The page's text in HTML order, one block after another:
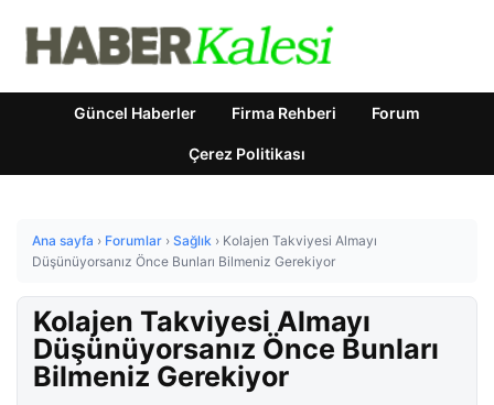
Güncel Haberler Firma Rehberi Forum
Çerez Politikası
Ana sayfa › Forumlar › Sağlık › Kolajen Takviyesi Almayı
Düşünüyorsanız Önce Bunları Bilmeniz Gerekiyor
Kolajen Takviyesi Almayı
Düşünüyorsanız Önce Bunları
Bilmeniz Gerekiyor